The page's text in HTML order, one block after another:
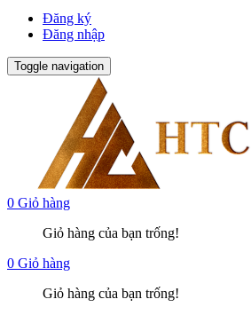
Đăng ký
Đăng nhập
Toggle navigation
0 Giỏ hàng
Giỏ hàng của bạn trống!
0 Giỏ hàng
Giỏ hàng của bạn trống!